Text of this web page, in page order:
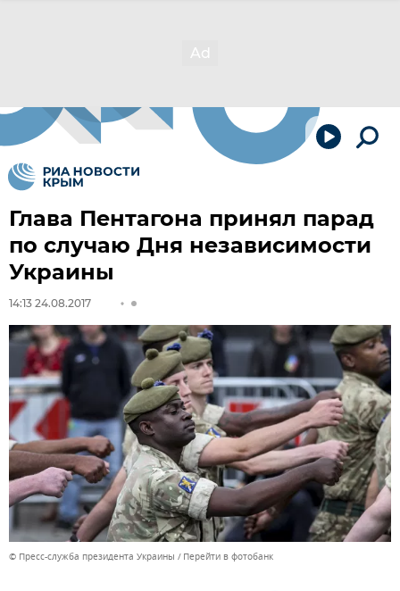
Глава Пентагона принял парад
по случаю Дня независимости
Украины
14:13 24.08.2017
© Пресс-служба президента Украины Перейти в фотобанк